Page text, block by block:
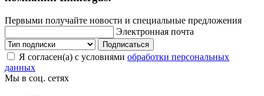
Первыми получайте новости и специальные предложения
Электронная почта
Подписаться
Я согласен(а) с условиями обработки персональных
данных
Мы в соц. сетях